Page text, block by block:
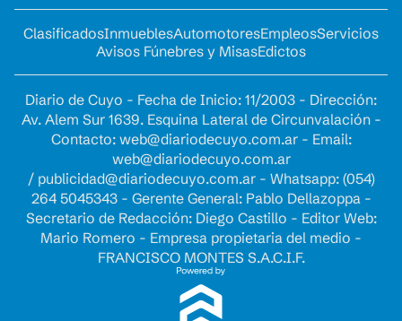
ClasificadosInmueblesAutomotoresEmpleosServicios
Avisos Fúnebres y MisasEdictos
Diario de Cuyo - Fecha de Inicio: 11/2003 - Dirección:
Av. Alem Sur 1639. Esquina Lateral de Circunvalación -
Contacto: web@diariodecuyo.com.ar- Email:
web@diariodecuyo.com.ar
/ publicidad@diariodecuyo.com.ar- Whatsapp: (054)
264 5045343 - Gerente General: Pablo Dellazoppa -
Secretario de Redacción: Diego Castillo - Editor Web:
Mario Romero - Empresa propietaria del medio -
FRANCISCO MONTES S.A.C.I.F.